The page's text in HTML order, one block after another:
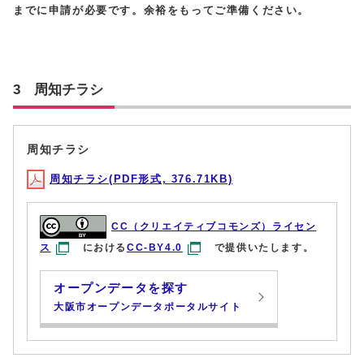
までに申請が必要です。余裕をもってご準備ください。
3 周知チラシ
周知チラシ
周知チラシ(PDF形式, 376.71KB)
CC（クリエイティブコモンズ）ライセン
ス
におけるCC-BY4.0 で提供いたします。
オープンデータを探す
大阪市オープンデータポータルサイト